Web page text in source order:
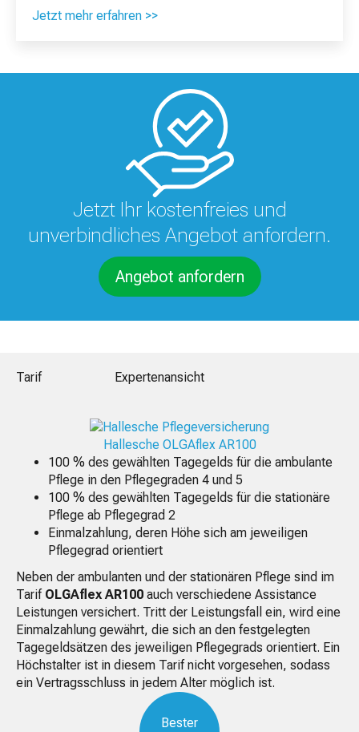
Jetzt mehr erfahren >>
Jetzt Ihr kostenfreies und
unverbindliches Angebot anfordern.
Angebot anfordern
Tarif Expertenansicht
Hallesche OLGAflex AR100
100 % des gewählten Tagegelds für die ambulante
Pflege in den Pflegegraden 4 und 5
100 % des gewählten Tagegelds für die stationäre
Pflege ab Pflegegrad 2
Einmalzahlung, deren Höhe sich am jeweiligen
Pflegegrad orientiert
Neben der ambulanten und der stationären Pflege sind im
Tarif OLGAflex AR100 auch verschiedene Assistance
Leistungen versichert. Tritt der Leistungsfall ein, wird eine
Einmalzahlung gewährt, die sich an den festgelegten
Tagegeldsätzen des jeweiligen Pflegegrads orientiert. Ein
Höchstalter ist in diesem Tarif nicht vorgesehen, sodass
ein Vertragsschluss in jedem Alter möglich ist.
Bester